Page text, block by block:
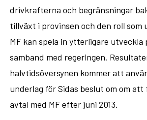
drivkrafterna och begränsningar
tillväxt i provinsen och den roll som
MF kan spela in ytterligare
samband med regeringen.
halvtidsöversynen kommer att
underlag för Sidas beslut om om
avtal med MF efter juni 2013.